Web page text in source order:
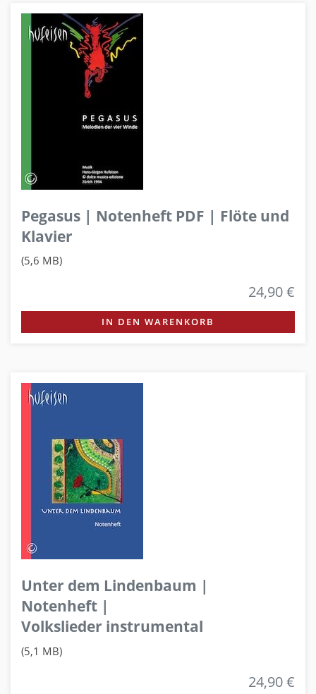
Pegasus | Notenheft PDF | Flöte und
Klavier
(5,6 MB)
24,90 €
IN DEN WARENKORB
Unter dem Lindenbaum |
Notenheft |
Volkslieder instrumental
(5,1 MB)
24,90 €